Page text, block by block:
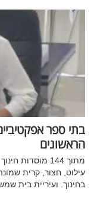
הראשונים
מתוך 144
עילוט, חצור, קרית
בחינוך. ועיריית בית